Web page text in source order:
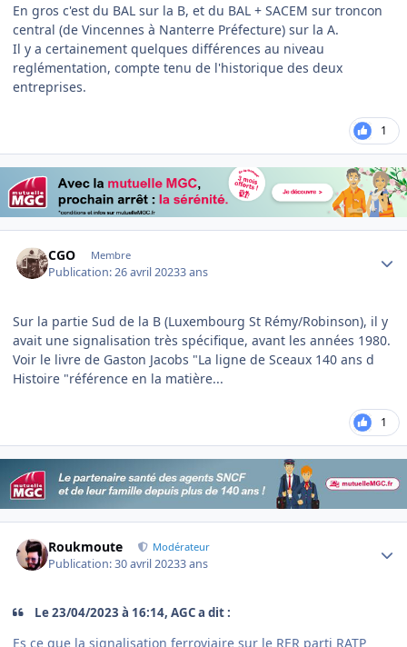
En gros c'est du BAL sur la B, et du BAL + SACEM sur troncon
central (de Vincennes à Nanterre Préfecture) sur la A.
Il y a certainement quelques différences au niveau
reglémentation, compte tenu de l'historique des deux
entreprises.
1
CGO Membre
Publication:26 avril 20233 ans
Sur la partie Sud de la B (Luxembourg St Rémy/Robinson), il y
avait une signalisation très spécifique, avant les années 1980.
Voir le livre de Gaston Jacobs "La ligne de Sceaux 140 ans d
Histoire "référence en la matière...
1
Roukmoute Modérateur
Publication:30 avril 20233 ans
Le 23/04/2023 à 16:14, AGC a dit :
Es ce que la signalisation ferroviaire sur le RER parti RATP